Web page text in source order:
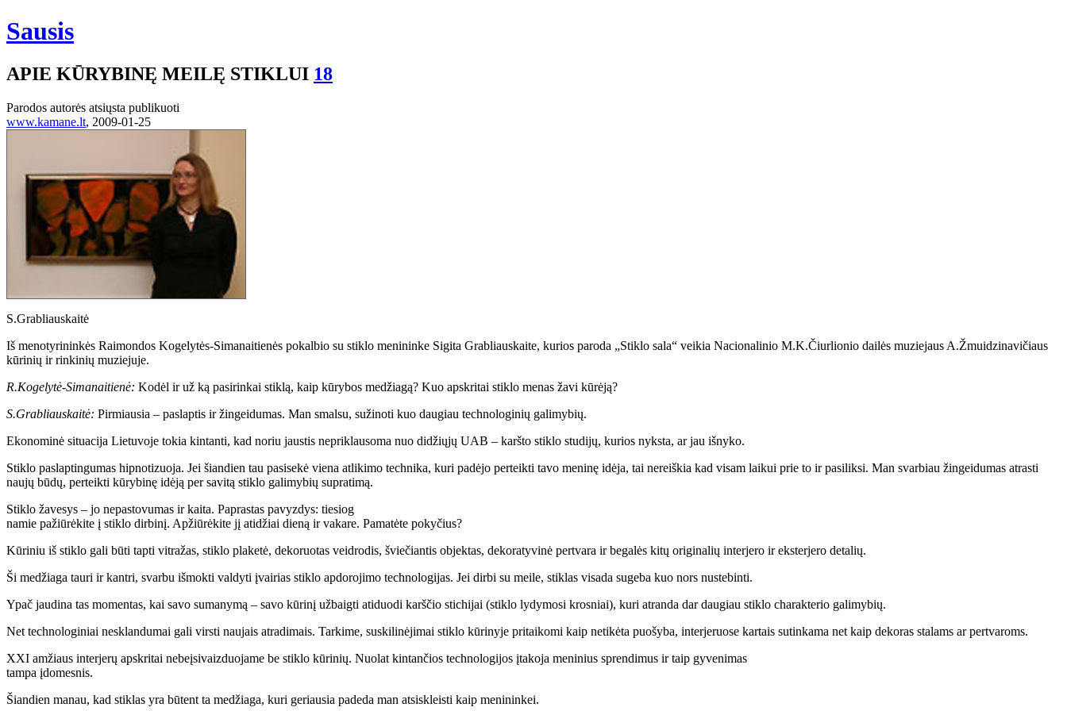
Sausis
APIE KŪRYBINĘ MEILĘ STIKLUI 18
Parodos autorės atsiųsta publikuoti
www.kamane.lt, 2009-01-25
S.Grabliauskaitė
Iš menotyrininkės Raimondos Kogelytės-Simanaitienės pokalbio su stiklo menininke Sigita Grabliauskaite, kurios paroda „Stiklo sala“ veikia Nacionalinio M.K.Čiurlionio dailės muziejaus A.Žmuidzinavičiaus
kūrinių ir rinkinių muziejuje.
R.Kogelytė-Simanaitienė: Kodėl ir už ką pasirinkai stiklą, kaip kūrybos medžiagą? Kuo apskritai stiklo menas žavi kūrėją?
S.Grabliauskaitė: Pirmiausia – paslaptis ir žingeidumas. Man smalsu, sužinoti kuo daugiau technologinių galimybių.
Ekonominė situacija Lietuvoje tokia kintanti, kad noriu jaustis nepriklausoma nuo didžiųjų UAB – karšto stiklo studijų, kurios nyksta, ar jau išnyko.
Stiklo paslaptingumas hipnotizuoja. Jei šiandien tau pasisekė viena atlikimo technika, kuri padėjo perteikti tavo meninę idėja, tai nereiškia kad visam laikui prie to ir pasiliksi. Man svarbiau žingeidumas atrasti
naujų būdų, perteikti kūrybinę idėją per savitą stiklo galimybių supratimą.
Stiklo žavesys – jo nepastovumas ir kaita. Paprastas pavyzdys: tiesiog
namie pažiūrėkite į stiklo dirbinį. Apžiūrėkite jį atidžiai dieną ir vakare. Pamatėte pokyčius?
Kūriniu iš stiklo gali būti tapti vitražas, stiklo plaketė, dekoruotas veidrodis, šviečiantis objektas, dekoratyvinė pertvara ir begalės kitų originalių interjero ir eksterjero detalių.
Ši medžiaga tauri ir kantri, svarbu išmokti valdyti įvairias stiklo apdorojimo technologijas. Jei dirbi su meile, stiklas visada sugeba kuo nors nustebinti.
Ypač jaudina tas momentas, kai savo sumanymą – savo kūrinį užbaigti atiduodi karščio stichijai (stiklo lydymosi krosniai), kuri atranda dar daugiau stiklo charakterio galimybių.
Net technologiniai nesklandumai gali virsti naujais atradimais. Tarkime, suskilinėjimai stiklo kūrinyje pritaikomi kaip netikėta puošyba, interjeruose kartais sutinkama net kaip dekoras stalams ar pertvaroms.
XXI amžiaus interjerų apskritai nebeįsivaizduojame be stiklo kūrinių. Nuolat kintančios technologijos įtakoja meninius sprendimus ir taip gyvenimas
tampa įdomesnis.
Šiandien manau, kad stiklas yra būtent ta medžiaga, kuri geriausia padeda man atsiskleisti kaip menininkei.